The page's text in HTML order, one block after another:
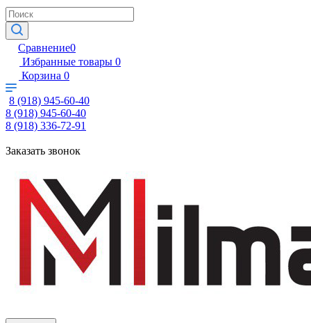
Сравнение0
Избранные товары 0
Корзина 0
8 (918) 945-60-40
8 (918) 945-60-40
8 (918) 336-72-91
Заказать звонок